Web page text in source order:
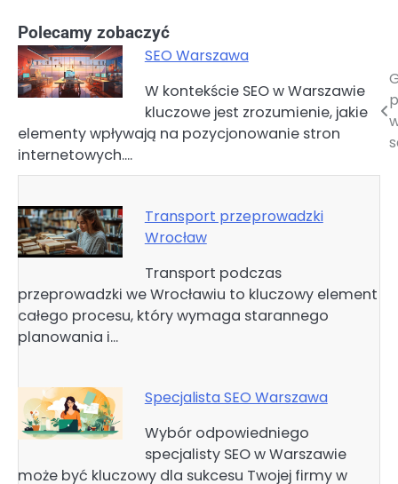
Polecamy zobaczyć
SEO Warszawa
W kontekście SEO w Warszawie
kluczowe jest zrozumienie, jakie
elementy wpływają na pozycjonowanie stron
internetowych.…
Transport przeprowadzki
Wrocław
Transport podczas
przeprowadzki we Wrocławiu to kluczowy element
całego procesu, który wymaga starannego
planowania i…
Specjalista SEO Warszawa
Wybór odpowiedniego
specjalisty SEO w Warszawie
może być kluczowy dla sukcesu Twojej firmy w
Nawigacja